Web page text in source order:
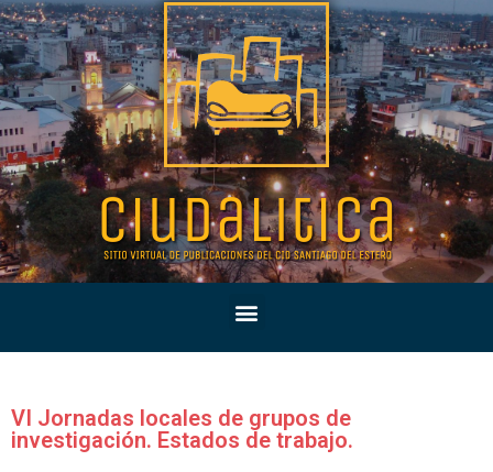
VI Jornadas locales de grupos de
investigación. Estados de trabajo.